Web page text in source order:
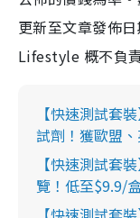
更新至文章發佈
Lifestyle 概不負
【快速測試套
試劑！獲歐盟
【快速測試套
覽！低至$9.9/